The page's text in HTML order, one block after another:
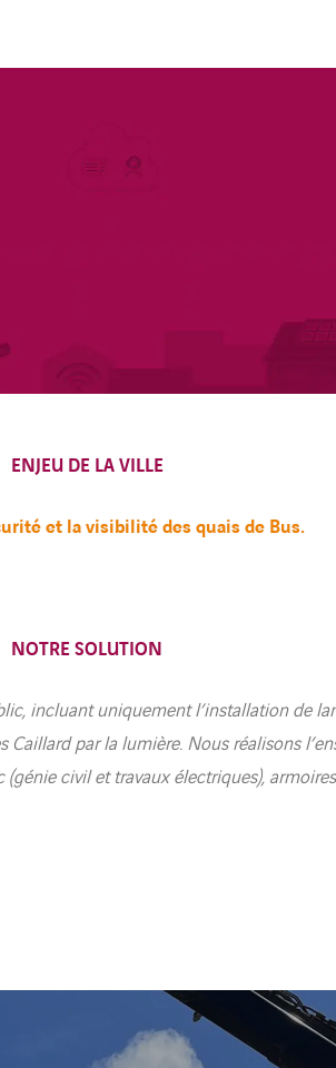
ENJEU DE LA VILLE
et la visibilité des quais de Bus.
NOTRE SOLUTION
incluant uniquement l’installation de
par la lumière. Nous réalisons
(génie civil et travaux électriques),